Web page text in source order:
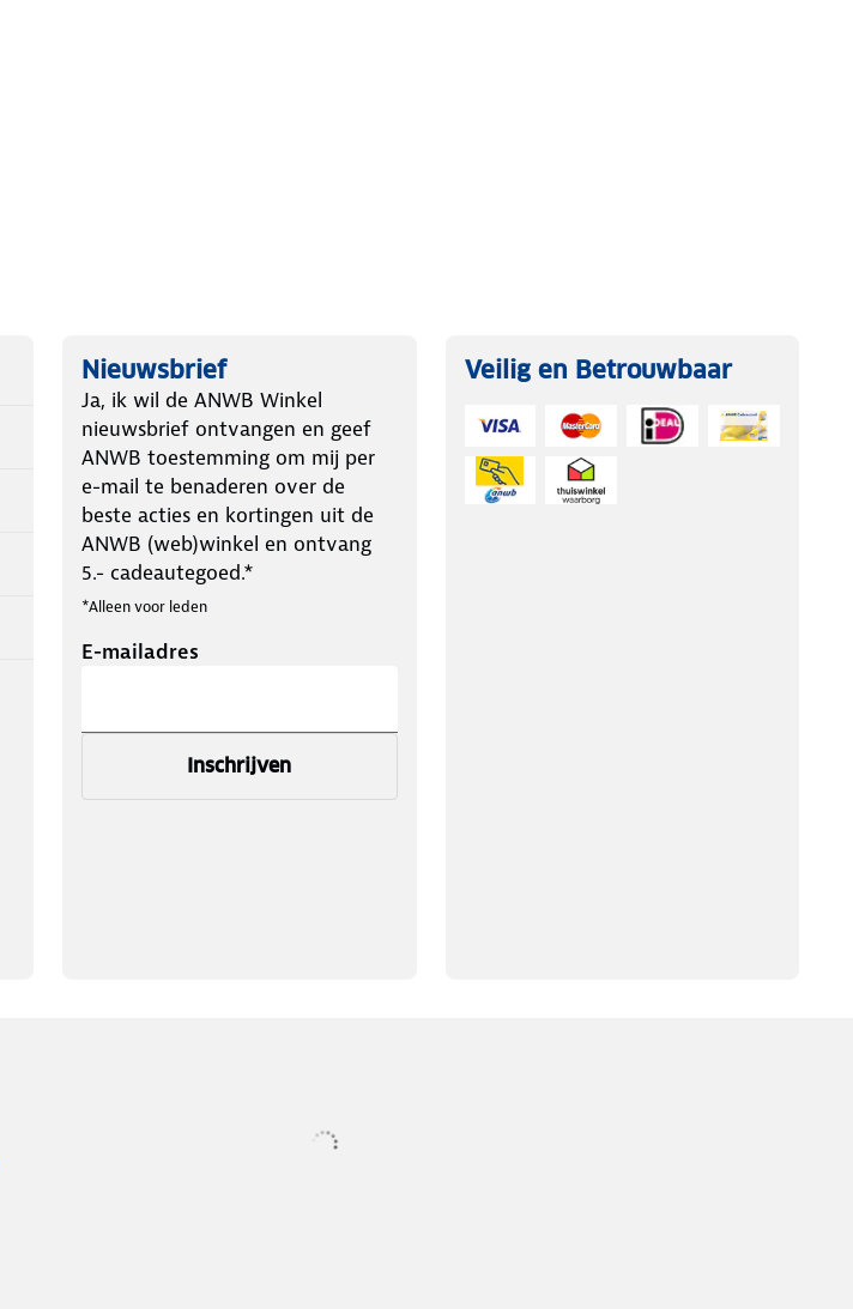
Nieuwsbrief
Ja, ik wil de ANWB Winkel
nieuwsbrief ontvangen en geef
ANWB toestemming om mij per
e-mail te benaderen over de
beste acties en kortingen uit de
ANWB (web)winkel en ontvang
5.- cadeautegoed.*
*Alleen voor leden
E-mailadres
Inschrijven
Veilig en Betrouwbaar